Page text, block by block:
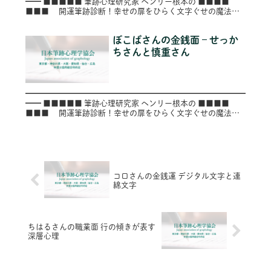
━━ ■■■■■ 筆跡心理研究家 ヘンリー根本の ■■■■
■■■ 開運筆跡診断！幸せの扉をひらく文字ぐせの魔法
ぽこばさんの金銭面 – せっか
ちさんと慎重さん
━━━━━━━━━━━━━━━━━━━━━━━━━━━━
━━ ■■■■■ 筆跡心理研究家 ヘンリー根本の ■■■■
■■■ 開運筆跡診断！幸せの扉をひらく文字ぐせの魔法
コロさんの金銭運 デジタル文字と連
綿文字
ちはるさんの職業面 行の傾きが表す
深層心理